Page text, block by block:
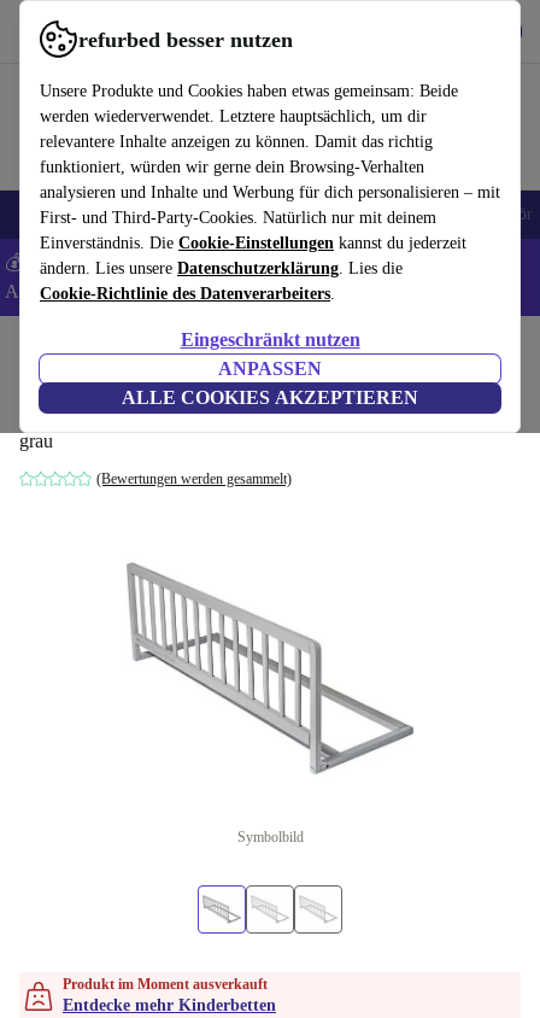
refurbed besser nutzen
Unsere Produkte und Cookies haben etwas gemeinsam: Beide
werden wiederverwendet. Letztere hauptsächlich, um dir
relevantere Inhalte anzeigen zu können. Damit das richtig
funktioniert, würden wir gerne dein Browsing-Verhalten
analysieren und Inhalte und Werbung für dich personalisieren – mit
First- und Third-Party-Cookies. Natürlich nur mit deinem
Einverständnis. Die Cookie-Einstellungen kannst du jederzeit
ändern. Lies unsere Datenschutzerklärung. Lies die
Cookie-Richtlinie des Datenverarbeiters.
Eingeschränkt nutzen
ANPASSEN
ALLE COOKIES AKZEPTIEREN
refurbed schnell und einfach nutzen
🎒 Back to school Handys Laptops Tablets Smartwatches Zubehör
💰 Extra -8% auf Samsung- und Google-Smartphones - Code:
ANDROID8 -AGB
Kinderbetten
Safetots Holz-Bettschutzgitter
grau
(Bewertungen werden gesammelt)
Symbolbild
Produkt im Moment ausverkauft
Entdecke mehr Kinderbetten